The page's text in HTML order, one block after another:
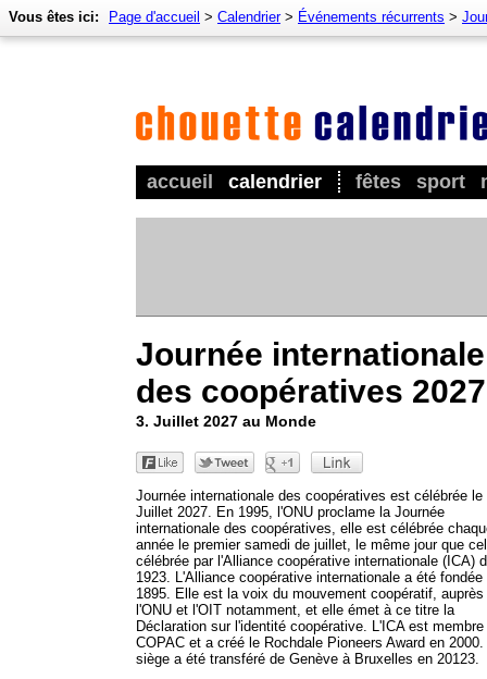
accueil calendrier fêtes sport
Vous êtes ici: Page d'accueil > Calendrier> Événements récurrents >
Journée internationale
des coopératives 2027
3. Juillet 2027 au Monde
Journée internationale des coopératives est célébrée le
Juillet 2027. En 1995, l'ONU proclame la Journée
internationale des coopératives, elle est célébrée
année le premier samedi de juillet, le même jour que
célébrée par l'Alliance coopérative internationale (ICA)
1923. L'Alliance coopérative internationale a été fondée
1895. Elle est la voix du mouvement coopératif, auprès
l'ONU et l'OIT notamment, et elle émet à ce titre la
Déclaration sur l'identité coopérative. L'ICA est membre
COPAC et a créé le Rochdale Pioneers Award en
siège a été transféré de Genève à Bruxelles en 20123.